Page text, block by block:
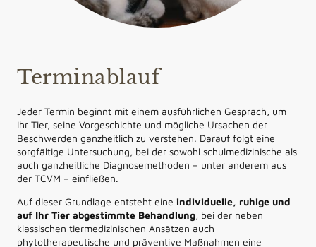
Terminablauf
Jeder Termin beginnt mit einem ausführlichen Gespräch, um
Ihr Tier, seine Vorgeschichte und mögliche Ursachen der
Beschwerden ganzheitlich zu verstehen. Darauf folgt eine
sorgfältige Untersuchung, bei der sowohl schulmedizinische als
auch ganzheitliche Diagnosemethoden – unter anderem aus
der TCVM – einfließen.
Auf dieser Grundlage entsteht eine individuelle, ruhige und
auf Ihr Tier abgestimmte Behandlung, bei der neben
klassischen tiermedizinischen Ansätzen auch
phytotherapeutische und präventive Maßnahmen eine